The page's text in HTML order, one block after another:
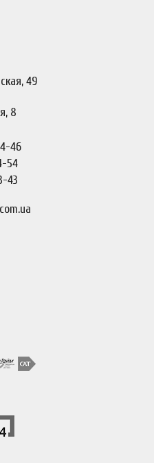
49
8
46
54
43